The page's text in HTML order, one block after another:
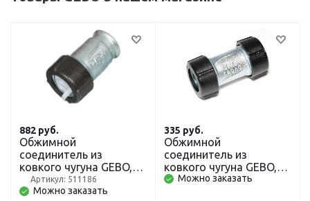
Обжимной
соединитель из
ковкого чугуна GEBO,
3/4 дюйма, ц/г
Можно заказать
Артикул: 511186
882 руб.
Обжимной
соединитель из
ковкого чугуна GEBO,
1/2 дюйма, ц/ц
Можно заказать
335 руб.